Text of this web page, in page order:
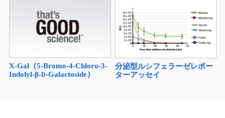
X-Gal（5-Bromo-4-Chloro-3-
Indolyl-β-D-Galactoside）
分泌型ルシフェラーゼレポー
ターアッセイ